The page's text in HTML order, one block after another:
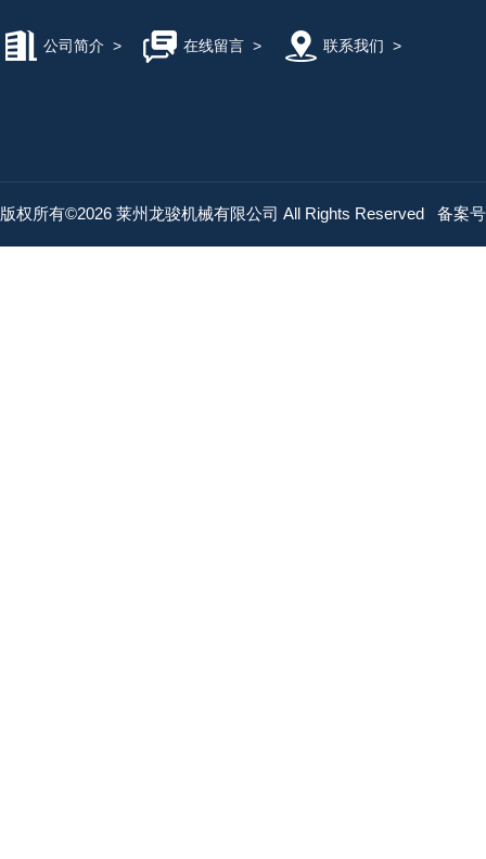
公司简介 > 在线留言> 联系我们 >
版权所有©2026 莱州龙骏机械有限公司 All Rights Reserved 备案